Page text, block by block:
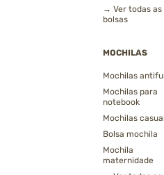
→ Ver todas as
bolsas
MOCHILAS
Mochilas
Mochilas para
notebook
Mochilas
Bolsa mochila
Mochila
maternidade